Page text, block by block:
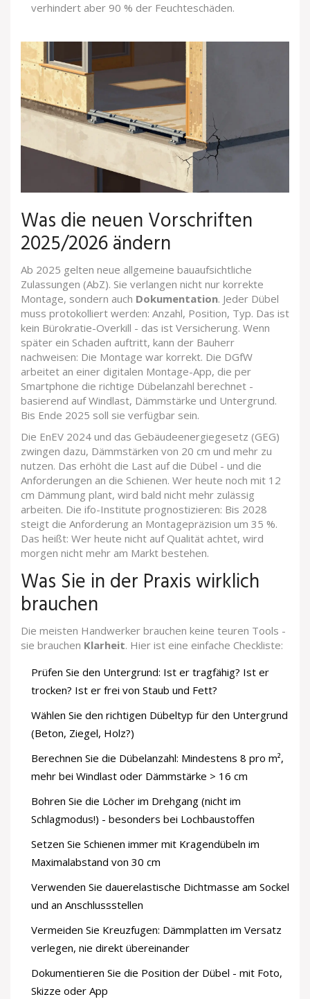
verhindert aber 90 % der Feuchteschäden.
Was die neuen Vorschriften
2025/2026 ändern
Ab 2025 gelten neue allgemeine bauaufsichtliche
Zulassungen (AbZ). Sie verlangen nicht nur korrekte
Montage, sondern auch Dokumentation. Jeder Dübel
muss protokolliert werden: Anzahl, Position, Typ. Das ist
kein Bürokratie-Overkill - das ist Versicherung. Wenn
später ein Schaden auftritt, kann der Bauherr
nachweisen: Die Montage war korrekt. Die DGfW
arbeitet an einer digitalen Montage-App, die per
Smartphone die richtige Dübelanzahl berechnet -
basierend auf Windlast, Dämmstärke und Untergrund.
Bis Ende 2025 soll sie verfügbar sein.
Die EnEV 2024 und das Gebäudeenergiegesetz (GEG)
zwingen dazu, Dämmstärken von 20 cm und mehr zu
nutzen. Das erhöht die Last auf die Dübel - und die
Anforderungen an die Schienen. Wer heute noch mit 12
cm Dämmung plant, wird bald nicht mehr zulässig
arbeiten. Die ifo-Institute prognostizieren: Bis 2028
steigt die Anforderung an Montagepräzision um 35 %.
Das heißt: Wer heute nicht auf Qualität achtet, wird
morgen nicht mehr am Markt bestehen.
Was Sie in der Praxis wirklich
brauchen
Die meisten Handwerker brauchen keine teuren Tools -
sie brauchen Klarheit. Hier ist eine einfache Checkliste:
Prüfen Sie den Untergrund: Ist er tragfähig? Ist er
trocken? Ist er frei von Staub und Fett?
Wählen Sie den richtigen Dübeltyp für den Untergrund
(Beton, Ziegel, Holz?)
Berechnen Sie die Dübelanzahl: Mindestens 8 pro m²,
mehr bei Windlast oder Dämmstärke > 16 cm
Bohren Sie die Löcher im Drehgang (nicht im
Schlagmodus!) - besonders bei Lochbaustoffen
Setzen Sie Schienen immer mit Kragendübeln im
Maximalabstand von 30 cm
Verwenden Sie dauerelastische Dichtmasse am Sockel
und an Anschlussstellen
Vermeiden Sie Kreuzfugen: Dämmplatten im Versatz
verlegen, nie direkt übereinander
Dokumentieren Sie die Position der Dübel - mit Foto,
Skizze oder App